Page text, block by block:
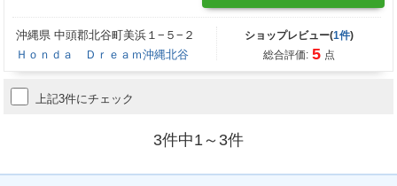
沖縄県 中頭郡北谷町美浜１−５−２
Ｈｏｎｄａ Ｄｒｅａｍ沖縄北谷
ショップレビュー(1件)
総合評価: 5 点
上記3件にチェック
3件中1～3件